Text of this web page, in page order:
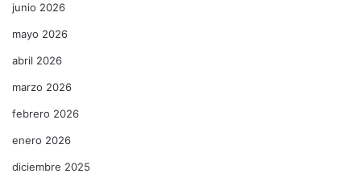
junio 2026
mayo 2026
abril 2026
marzo 2026
febrero 2026
enero 2026
diciembre 2025